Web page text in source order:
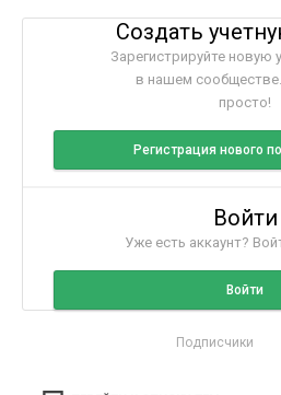
Создать
Зарегистрируйте новую
в нашем
просто!
Регистрация нового
Войти
Уже есть аккаунт?
Войти
Подписчики